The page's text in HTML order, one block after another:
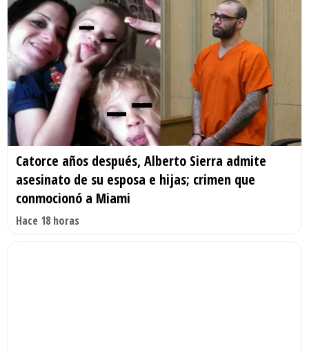
Catorce años después, Alberto Sierra admite
asesinato de su esposa e hijas; crimen que
conmocionó a Miami
Hace 18 horas